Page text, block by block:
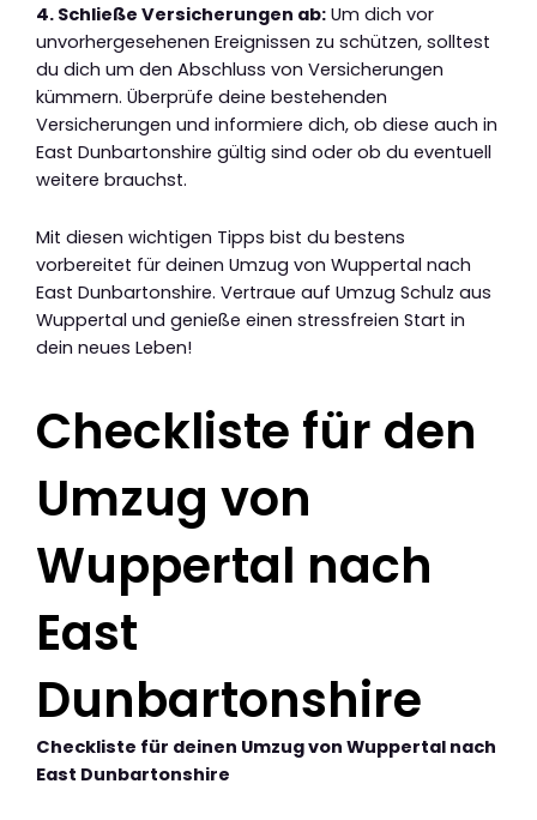
4. Schließe Versicherungen ab: Um dich vor
unvorhergesehenen Ereignissen zu schützen, solltest
du dich um den Abschluss von Versicherungen
kümmern. Überprüfe deine bestehenden
Versicherungen und informiere dich, ob diese auch in
East Dunbartonshire gültig sind oder ob du eventuell
weitere brauchst.
Mit diesen wichtigen Tipps bist du bestens
vorbereitet für deinen Umzug von Wuppertal nach
East Dunbartonshire. Vertraue auf Umzug Schulz aus
Wuppertal und genieße einen stressfreien Start in
dein neues Leben!
Checkliste für den
Umzug von
Wuppertal nach
East
Dunbartonshire
Checkliste für deinen Umzug von Wuppertal nach
East Dunbartonshire